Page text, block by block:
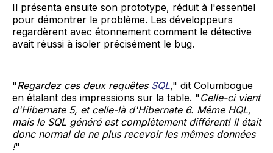
Il présenta ensuite son prototype, réduit à l'essentiel
pour démontrer le problème. Les développeurs
regardèrent avec étonnement comment le détective
avait réussi à isoler précisément le bug.
"Regardez ces deux requêtes SQL," dit Columbogue
en étalant des impressions sur la table. "Celle-ci vient
d'Hibernate 5, et celle-là d'Hibernate 6. Même HQL,
mais le SQL généré est complètement différent! Il était
donc normal de ne plus recevoir les mêmes données
!"